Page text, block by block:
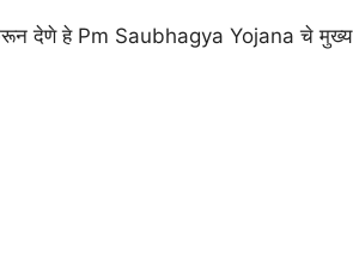
करून देणे हे Pm Saubhagya Yojana चे मुख्य